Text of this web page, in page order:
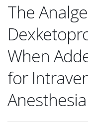
The
When
for
Anesthesia